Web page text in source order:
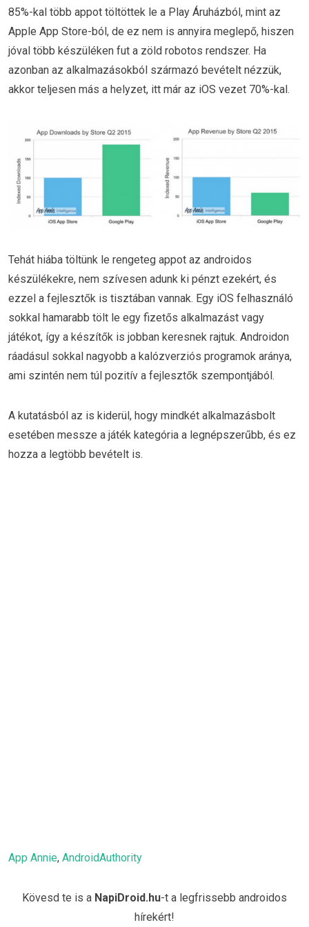
85%-kal több appot töltöttek le a Play Áruházból, mint az
Apple App Store-ból, de ez nem is annyira meglepő, hiszen
jóval több készüléken fut a zöld robotos rendszer. Ha
azonban az alkalmazásokból származó bevételt nézzük,
akkor teljesen más a helyzet, itt már az iOS vezet 70%-kal.
Tehát hiába töltünk le rengeteg appot az androidos
készülékekre, nem szívesen adunk ki pénzt ezekért, és
ezzel a fejlesztők is tisztában vannak. Egy iOS felhasználó
sokkal hamarabb tölt le egy fizetős alkalmazást vagy
játékot, így a készítők is jobban keresnek rajtuk. Androidon
ráadásul sokkal nagyobb a kalózverziós programok aránya,
ami szintén nem túl pozitív a fejlesztők szempontjából.
A kutatásból az is kiderül, hogy mindkét alkalmazásbolt
esetében messze a játék kategória a legnépszerűbb, és ez
hozza a legtöbb bevételt is.
App Annie, AndroidAuthority
Kövesd te is a NapiDroid.hu-t a legfrissebb androidos
hírekért!